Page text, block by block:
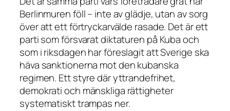
Berlinmuren föll – inte av glädje, utan av sorg
över att ett förtryckarvälde rasade. Det är ett
parti som försvarat diktaturen på Kuba och
som i riksdagen har föreslagit att Sverige ska
häva sanktionerna mot den kubanska
regimen. Ett styre där yttrandefrihet,
demokrati och mänskliga rättigheter
systematiskt trampas ner.